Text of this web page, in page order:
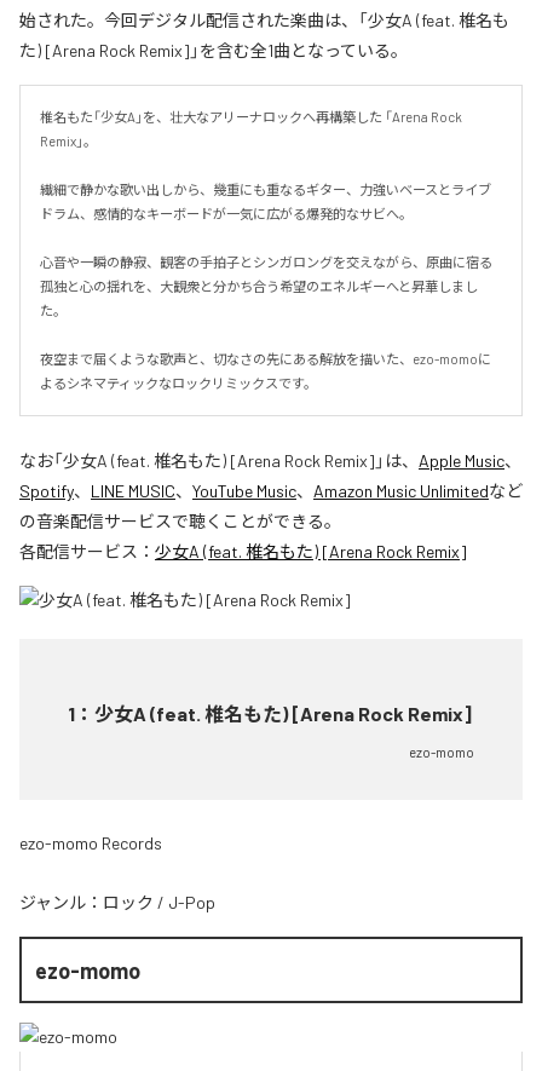
始された。今回デジタル配信された楽曲は、「少女A (feat. 椎名も
た) [Arena Rock Remix]」を含む全1曲となっている。
椎名もた「少女A」を、壮大なアリーナロックへ再構築した 「Arena Rock
Remix」。
繊細で静かな歌い出しから、幾重にも重なるギター、力強いベースとライブ
ドラム、感情的なキーボードが一気に広がる爆発的なサビへ。
心音や一瞬の静寂、観客の手拍子とシンガロングを交えながら、原曲に宿る
孤独と心の揺れを、大観衆と分かち合う希望のエネルギーへと昇華しまし
た。
夜空まで届くような歌声と、切なさの先にある解放を描いた、ezo-momoに
よるシネマティックなロックリミックスです。
なお「少女A (feat. 椎名もた) [Arena Rock Remix] 」は、 Apple Music、
Spotify、 LINE MUSIC、 YouTube Music、 Amazon Music Unlimitedなど
の音楽配信サービスで聴くことができる。
各配信サービス： 少女A (feat. 椎名もた) [Arena Rock Remix]
1 ： 少女A (feat. 椎名もた) [Arena Rock Remix]
ezo-momo
ezo-momo Records
ジャンル： ロック / J-Pop
ezo-momo